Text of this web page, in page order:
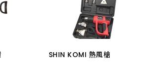
SHIN KOMI 熱風槍